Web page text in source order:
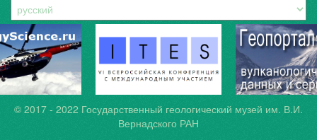
© 2017 - 2022 Государственный геологический музей им. В.И.
Вернадского РАН